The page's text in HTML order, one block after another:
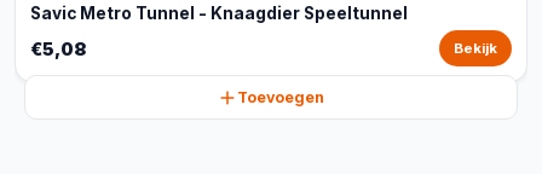
Savic Metro Tunnel - Knaagdier Speeltunnel
€5,08 Bekijk
Toevoegen